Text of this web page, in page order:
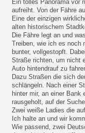
Ein tolles Panorama vor
aufreiht. Von der Fähre
Eine der einzigen
alten historischem
Die Fähre legt an und
Treiben, wie ich es noch
bunter, vollgestopft.
Straße richten, um nicht
Auto hintendrauf zu
Dazu Straßen die sich
schlängeln. Nach einer
hinter mir, an einer Bank
rausgeholt, auf der
Zwei weiße Ladies die
Ich halte an und wir
Wie passend, zwei